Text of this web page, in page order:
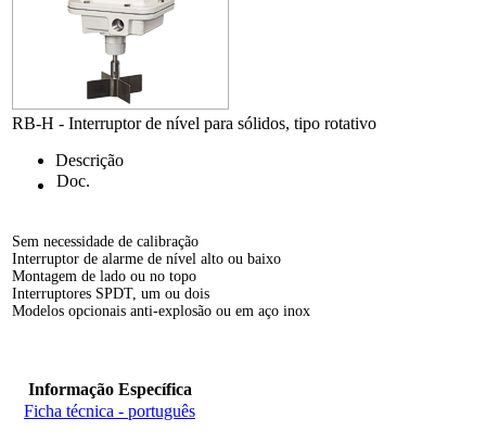
RB-H - Interruptor de nível para sólidos, tipo rotativo
Descrição
Doc.
Sem necessidade de calibração
Interruptor de alarme de nível alto ou baixo
Montagem de lado ou no topo
Interruptores SPDT, um ou dois
Modelos opcionais anti-explosão ou em aço inox
Informação Específica
Ficha técnica - português